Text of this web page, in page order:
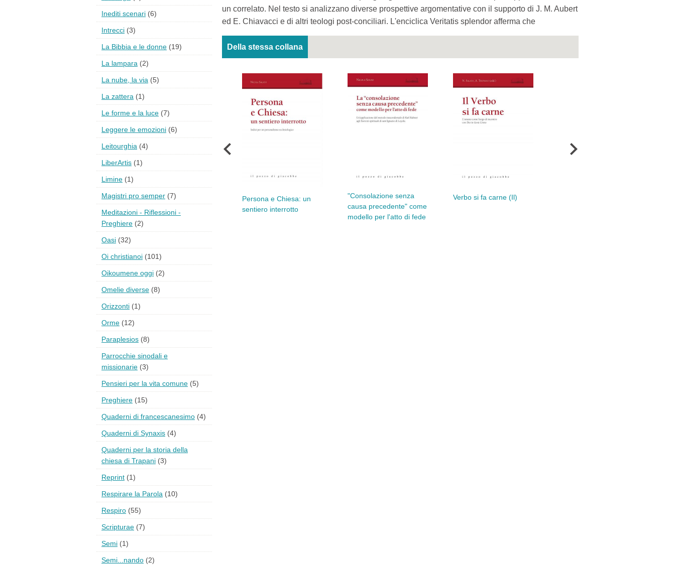
un correlato. Nel testo si analizzano diverse prospettive argomentative con il supporto di J. M. Aubert
ed E. Chiavacci e di altri teologi post-conciliari. L'enciclica Veritatis splendor afferma che
Della stessa collana
Persona e Chiesa: un
sentiero interrotto
"Consolazione senza
causa precedente" come
modello per l'atto di fede
Verbo si fa carne (Il)
Inediti scenari (6)
Intrecci (3)
La Bibbia e le donne (19)
La lampara (2)
La nube, la via (5)
La zattera (1)
Le forme e la luce (7)
Leggere le emozioni (6)
Leitourghia (4)
LiberArtis (1)
Limine (1)
Magistri pro semper (7)
Meditazioni - Riflessioni -
Preghiere (2)
Oasi (32)
Oi christianoi (101)
Oikoumene oggi (2)
Omelie diverse (8)
Orizzonti (1)
Orme (12)
Paraplesios (8)
Parrocchie sinodali e
missionarie (3)
Pensieri per la vita comune (5)
Preghiere (15)
Quaderni di francescanesimo (4)
Quaderni di Synaxis (4)
Quaderni per la storia della
chiesa di Trapani (3)
Reprint (1)
Respirare la Parola (10)
Respiro (55)
Scripturae (7)
Semi (1)
Semi...nando (2)